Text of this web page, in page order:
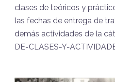
clases de teóricos y
las fechas de entrega de
demás actividades de la
DE-CLASES-Y-